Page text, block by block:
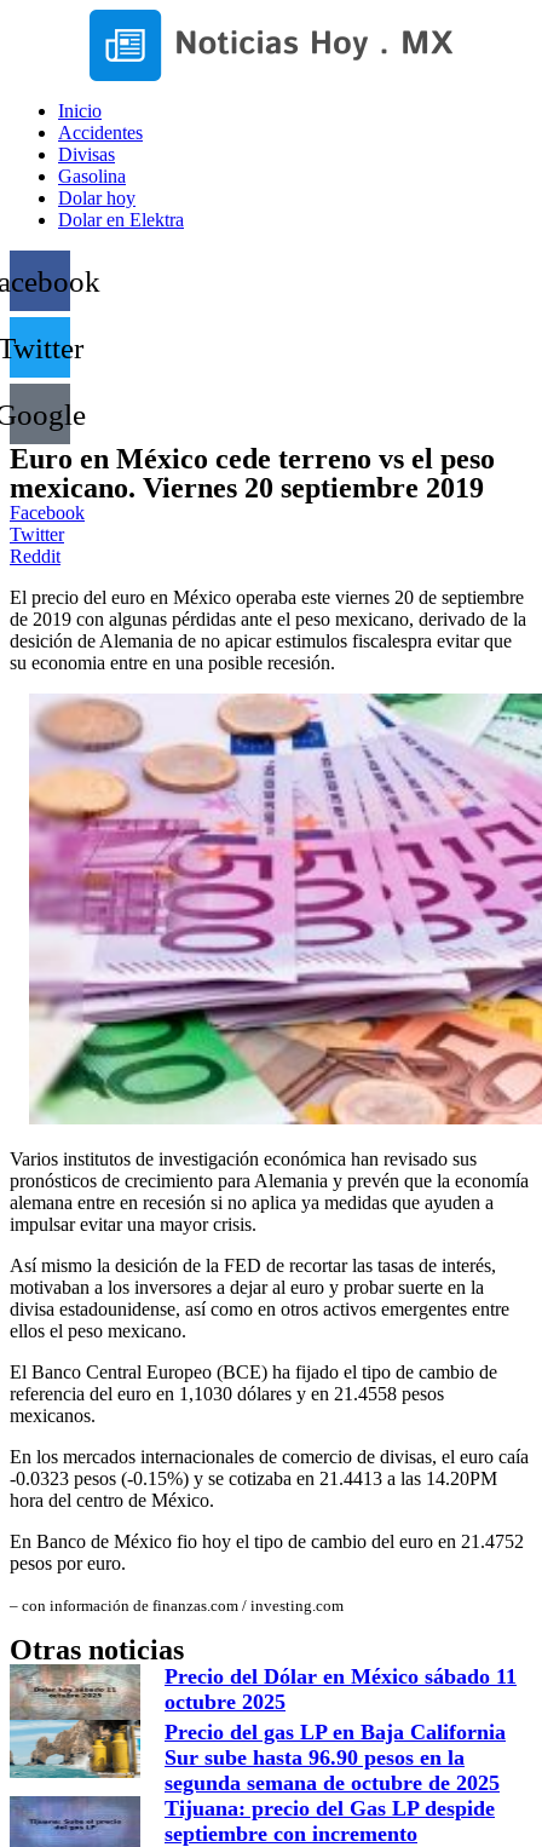
Inicio
Accidentes
Divisas
Gasolina
Dolar hoy
Dolar en Elektra
Euro en México cede terreno vs el peso
mexicano. Viernes 20 septiembre 2019
Facebook
Twitter
Reddit
El precio del euro en México operaba este viernes 20 de septiembre
de 2019 con algunas pérdidas ante el peso mexicano, derivado de la
desición de Alemania de no apicar estimulos fiscalespra evitar que
su economia entre en una posible recesión.
Varios institutos de investigación económica han revisado sus
pronósticos de crecimiento para Alemania y prevén que la economía
alemana entre en recesión si no aplica ya medidas que ayuden a
impulsar evitar una mayor crisis.
Así mismo la desición de la FED de recortar las tasas de interés,
motivaban a los inversores a dejar al euro y probar suerte en la
divisa estadounidense, así como en otros activos emergentes entre
ellos el peso mexicano.
El Banco Central Europeo (BCE) ha fijado el tipo de cambio de
referencia del euro en 1,1030 dólares y en 21.4558 pesos
mexicanos.
En los mercados internacionales de comercio de divisas, el euro caía
-0.0323 pesos (-0.15%) y se cotizaba en 21.4413 a las 14.20PM
hora del centro de México.
En Banco de México fio hoy el tipo de cambio del euro en 21.4752
pesos por euro.
– con información de finanzas.com / investing.com
Otras noticias
Precio del Dólar en México sábado 11
octubre 2025
Precio del gas LP en Baja California
Sur sube hasta 96.90 pesos en la
segunda semana de octubre de 2025
Tijuana: precio del Gas LP despide
septiembre con incremento